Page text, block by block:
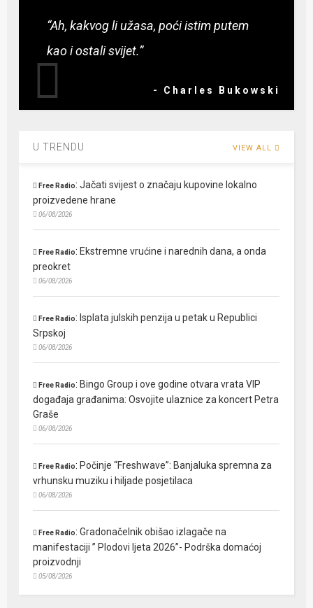
“Ah, kakvog li užasa, poći istim putem
kao i ostali svijet.”
- Charles Bukowski
U TRENDU VIEW ALL
Free Radio:Jačati svijest o značaju kupovine lokalno
proizvedene hrane
06/08/2026
Free Radio: Ekstremne vrućine i narednih dana, a onda
preokret
06/08/2026
Free Radio: Isplata julskih penzija u petak u Republici
Srpskoj
06/08/2026
Free Radio: Bingo Group i ove godine otvara vrata VIP
događaja građanima: Osvojite ulaznice za koncert Petra
Graše
06/08/2026
Free Radio: Počinje “Freshwave”: Banjaluka spremna za
vrhunsku muziku i hiljade posjetilaca
06/08/2026
Free Radio:Gradonačelnik obišao izlagače na
manifestaciji ” Plodovi ljeta 2026”- Podrška domaćoj
proizvodnji
05/08/2026